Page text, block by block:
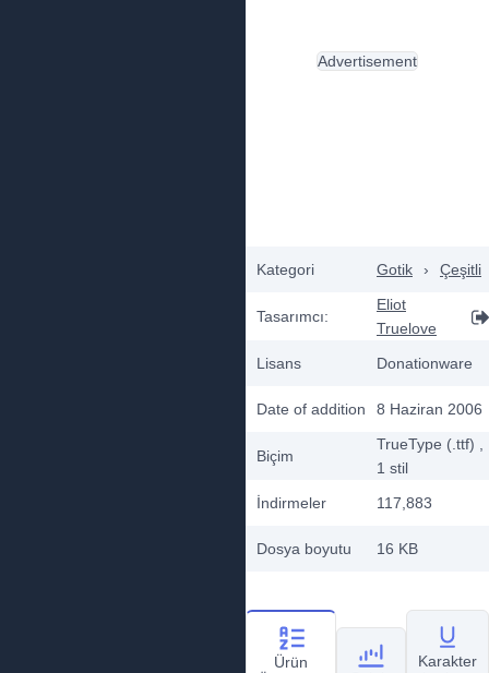
Kategori Gotik › Çeşitli
Tasarımcı:
Eliot
Truelove
Lisans
Donationware
Date of addition 8 Haziran 2006
Biçim
TrueType (.ttf)
1 stil
İndirmeler
117,883
Dosya boyutu 16 KB
Advertisement
Ürün
Karakter